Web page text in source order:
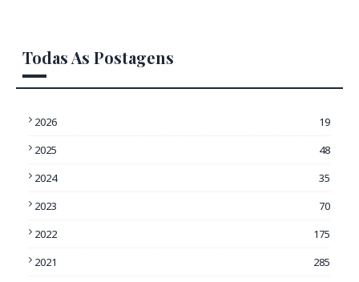
Todas As Postagens
2026
19
2025
48
2024
35
2023
70
2022
175
2021
285